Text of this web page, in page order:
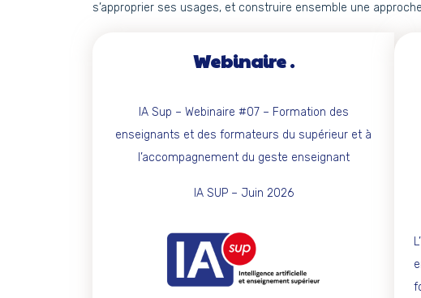
s’approprier ses usages, et construire ensemble une
Webinaire
IA Sup – Webinaire #07 – Formation des
enseignants et des formateurs du supérieur et à
l’accompagnement du geste enseignant
IA SUP – Juin 2026